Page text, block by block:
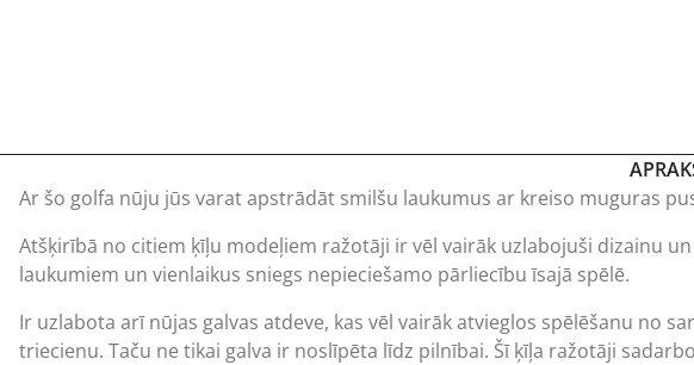
Ar šo golfa nūju jūs varat apstrādāt smilšu laukumus ar kreiso muguras
Atšķirībā no citiem ķīļu modeļiem ražotāji ir vēl vairāk uzlabojuši dizainu
laukumiem un vienlaikus sniegs nepieciešamo pārliecību īsajā spēlē.
Ir uzlabota arī nūjas galvas atdeve, kas vēl vairāk atvieglos spēlēšanu no
triecienu. Taču ne tikai galva ir noslīpēta līdz pilnībai. Šīķīļa ražotāji